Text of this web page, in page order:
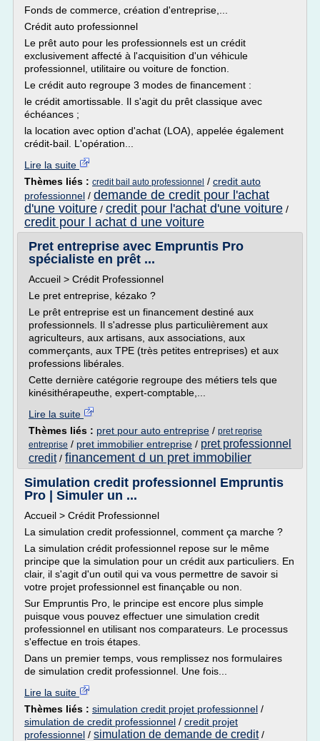
Fonds de commerce, création d'entreprise,...
Crédit auto professionnel
Le prêt auto pour les professionnels est un crédit
exclusivement affecté à l'acquisition d'un véhicule
professionnel, utilitaire ou voiture de fonction.
Le crédit auto regroupe 3 modes de financement :
le crédit amortissable. Il s'agit du prêt classique avec
échéances ;
la location avec option d'achat (LOA), appelée également
crédit-bail. L'opération...
Lire la suite
Thèmes liés : credit bail auto professionnel / credit auto
professionnel / demande de credit pour l'achat
d'une voiture / credit pour l'achat d'une voiture /
credit pour l achat d une voiture
Pret entreprise avec Empruntis Pro
spécialiste en prêt ...
Accueil > Crédit Professionnel
Le pret entreprise, kézako ?
Le prêt entreprise est un financement destiné aux
professionnels. Il s'adresse plus particulièrement aux
agriculteurs, aux artisans, aux associations, aux
commerçants, aux TPE (très petites entreprises) et aux
professions libérales.
Cette dernière catégorie regroupe des métiers tels que
kinésithérapeuthe, expert-comptable,...
Lire la suite
Thèmes liés : pret pour auto entreprise / pret reprise
entreprise / pret immobilier entreprise / pret professionnel
credit/ financement d un pret immobilier
Simulation credit professionnel Empruntis
Pro | Simuler un ...
Accueil > Crédit Professionnel
La simulation credit professionnel, comment ça marche ?
La simulation crédit professionnel repose sur le même
principe que la simulation pour un crédit aux particuliers. En
clair, il s'agit d'un outil qui va vous permettre de savoir si
votre projet professionnel est finançable ou non.
Sur Empruntis Pro, le principe est encore plus simple
puisque vous pouvez effectuer une simulation credit
professionnel en utilisant nos comparateurs. Le processus
s'effectue en trois étapes.
Dans un premier temps, vous remplissez nos formulaires
de simulation credit professionnel. Une fois...
Lire la suite
Thèmes liés : simulation credit projet professionnel /
simulation de credit professionnel / credit projet
professionnel / simulation de demande de credit/